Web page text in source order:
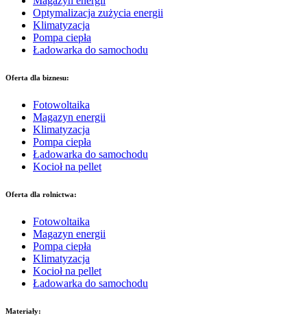
Optymalizacja zużycia energii
Klimatyzacja
Pompa ciepła
Ładowarka do samochodu
Oferta dla biznesu:
Fotowoltaika
Magazyn energii
Klimatyzacja
Pompa ciepła
Ładowarka do samochodu
Kocioł na pellet
Oferta dla rolnictwa:
Fotowoltaika
Magazyn energii
Pompa ciepła
Klimatyzacja
Kocioł na pellet
Ładowarka do samochodu
Materiały: